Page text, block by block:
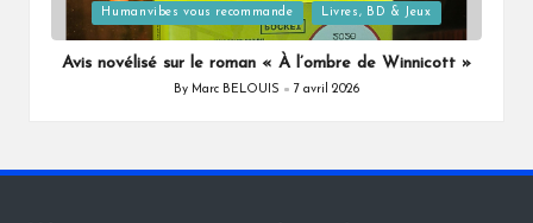
Posted
in
Humanvibes vous recommande Livres, BD & Jeux
Avis novélisé sur le roman « À l’ombre de Winnicott »
Posted
By Marc BELOUIS 7 avril 2026